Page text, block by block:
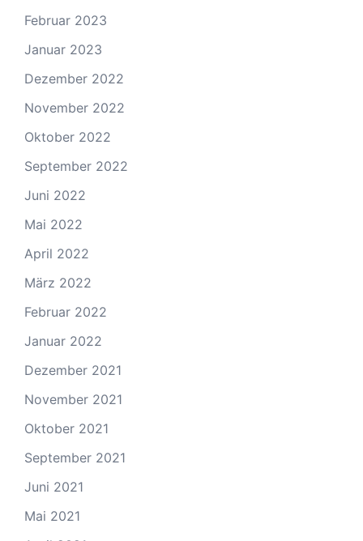
Februar 2023
Januar 2023
Dezember 2022
November 2022
Oktober 2022
September 2022
Juni 2022
Mai 2022
April 2022
März 2022
Februar 2022
Januar 2022
Dezember 2021
November 2021
Oktober 2021
September 2021
Juni 2021
Mai 2021